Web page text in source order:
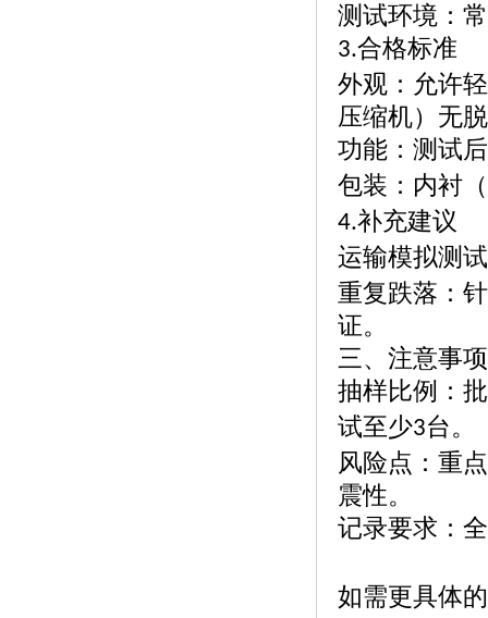
测试环境：
3.合格标准
外观：允许
压缩机）无
功能：测试
包装：内衬
4.补充建议
运输模拟测
重复跌落：
证。
三、注意事项
抽样比例：
试至少3台。
风险点：重
震性。
记录要求：
如需更具体